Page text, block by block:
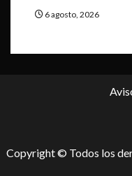
6 agosto, 2026
Copyright © Todos los